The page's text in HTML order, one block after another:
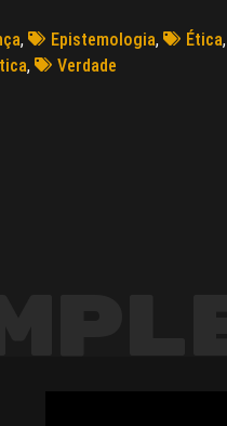
, Epistemologia, Ética,
, Verdade